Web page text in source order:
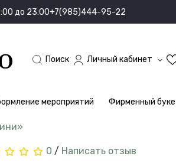
до 23:00+7(985)444-95-22
Поиск Личный кабинет
мероприятий Фирменный
0 / Написать отзыв